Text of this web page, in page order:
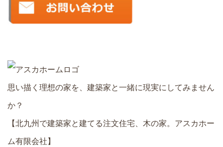
思い描く理想の家を、建築家と一緒に現実にしてみません
か？
【北九州で建築家と建てる注文住宅、木の家。アスカホー
ム有限会社】